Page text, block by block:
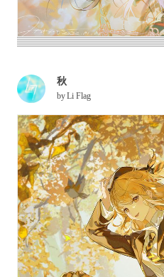
秋
byLi Flag